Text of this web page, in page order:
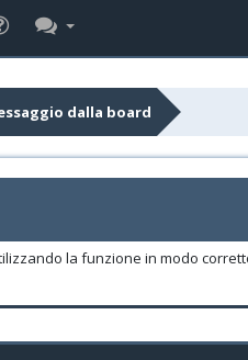
dalla board
la funzione in modo